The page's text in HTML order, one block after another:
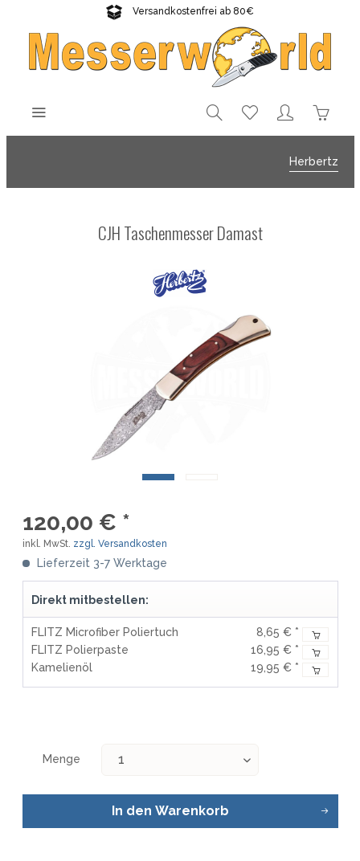
Versandkostenfrei ab 80€
Gratisversand sichern!
Herbertz
CJH Taschenmesser Damast
120,00 € *
inkl. MwSt. zzgl. Versandkosten
Lieferzeit 3-7 Werktage
Direkt mitbestellen:
FLITZ Microfiber Poliertuch
8,65 € *
FLITZ Polierpaste
16,95 € *
Kamelienöl
19,95 € *
Menge
In den Warenkorb